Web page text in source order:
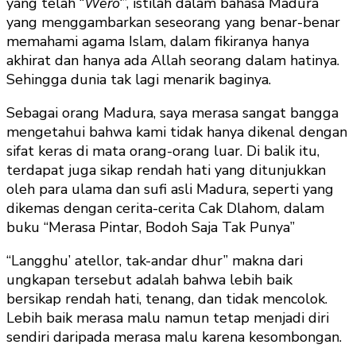
yang menggambarkan seseorang yang benar-benar
memahami agama Islam, dalam fikiranya hanya
akhirat dan hanya ada Allah seorang dalam hatinya.
Sehingga dunia tak lagi menarik baginya.
Sebagai orang Madura, saya merasa sangat bangga
mengetahui bahwa kami tidak hanya dikenal dengan
sifat keras di mata orang-orang luar. Di balik itu,
terdapat juga sikap rendah hati yang ditunjukkan
oleh para ulama dan sufi asli Madura, seperti yang
dikemas dengan cerita-cerita Cak Dlahom, dalam
buku “Merasa Pintar, Bodoh Saja Tak Punya”
“Langghu’ atellor, tak-andar dhur” makna dari
ungkapan tersebut adalah bahwa lebih baik
bersikap rendah hati, tenang, dan tidak mencolok.
Lebih baik merasa malu namun tetap menjadi diri
sendiri daripada merasa malu karena kesombongan.